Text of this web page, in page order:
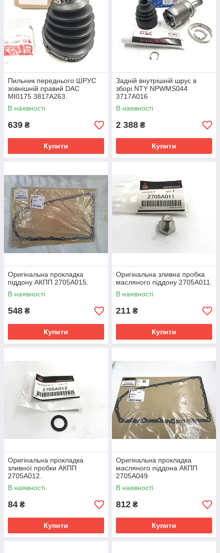
Пильник переднього ШРУС
зовнішній правий DAC
MI0175 3817A263.
В наявності
639 ₴
Купити
Задній внутрішній шрус в
зборі NTY NPWMS044
3717A016
В наявності
2 388 ₴
Купити
Оригінальна прокладка
піддону АКПП 2705A015.
В наявності
548 ₴
Купити
Оригінальна зливна пробка
масляного піддону 2705A011.
В наявності
211 ₴
Купити
Оригінальна прокладка
зливної пробки АКПП
2705A012.
В наявності
84 ₴
Купити
Оригінальна прокладка
масляного піддона АКПП
2705A049
В наявності
812 ₴
Купити